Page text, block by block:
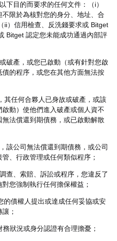
下目的而要求的任何文件：（i）
限於為核對您的身分、地址、合
ii）信用檢查、反洗錢要求或 Bitget
Bitget 認定您未能成功通過內部評
破產，或您已啟動（或有針對您啟
的程序，或您在其他方面無法按
其任何合夥人已身故或破產，或該
動）使他們進入破產或個人資不
法償還到期債務，或已啟動解散
該公司無法償還到期債務，或公司
、行政管理或任何類似程序；
查、索賠、訴訟或程序，您違反了
您強制執行任何擔保權益；
的債權人提出或達成任何妥協或安
；
狀況或身分認證有合理擔憂；